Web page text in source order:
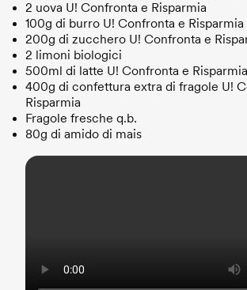
2 uova U! Confronta e Risparmia
100g di burro U! Confronta e Risparmia
200g di zucchero U! Confronta e
2 limoni biologici
500ml di latte U! Confronta e Risparmia
400g di confettura extra di fragole U!
Risparmia
Fragole fresche q.b.
80g di amido di mais